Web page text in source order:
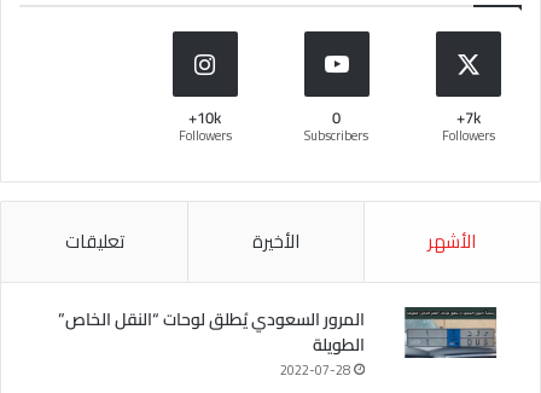
7k+
Followers
0
Subscribers
10k+
Followers
الأشهر الأخيرة تعليقات
المرور السعودي يُطلق لوحات “النقل الخاص”
الطويلة
2022-07-28